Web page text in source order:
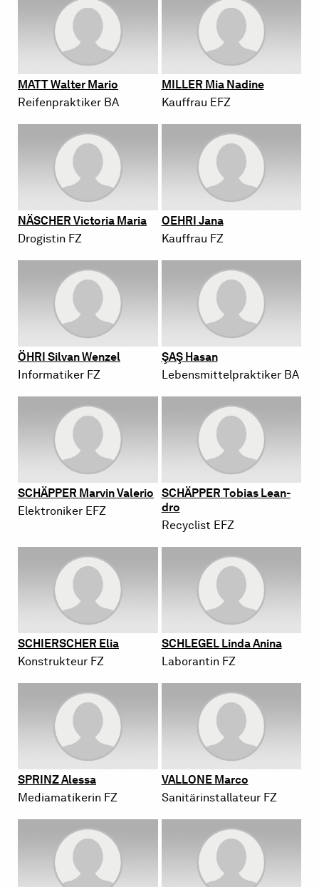
MATTWal­ter Mario
Rei­fen­prak­ti­ker BA
MIL­LER Mia Na­di­ne
Kauf­frau EFZ
NÄS­CHER Vic­to­ria Maria
Dro­gis­tin FZ
OEHRI Jana
Kauf­frau FZ
ÖHRI Sil­van Wen­zel
In­for­ma­ti­ker FZ
ŞAŞHasan
Le­bens­mit­tel­prak­ti­ker BA
SCHÄP­PER Mar­vin Va­le­rio
Elek­tro­ni­ker EFZ
SCHÄP­PER To­bi­as Le­an­
dro
Re­cy­clist EFZ
SCHIER­SCHER Elia
Kon­struk­teur FZ
SCHLE­GELLinda Anina
La­bo­ran­tin FZ
SPRINZAles­sa
Me­dia­ma­ti­ke­rin FZ
VAL­LO­NE Marco
Sa­ni­tär­in­stal­la­teur FZ